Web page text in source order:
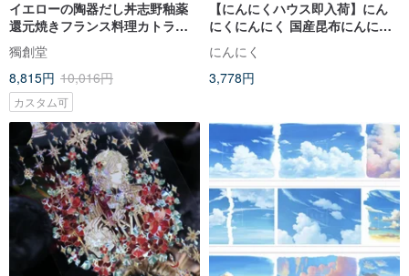
イエローの陶器だし丼志野釉薬
還元焼きフランス料理カトラリ
ーだし丼
獨創堂
8,815円 10,016円
カスタム可
【にんにくハウス即入荷】にん
にくにんにく 国産昆布にんにく
醤油 4本入 新発売
にんにく
3,778円